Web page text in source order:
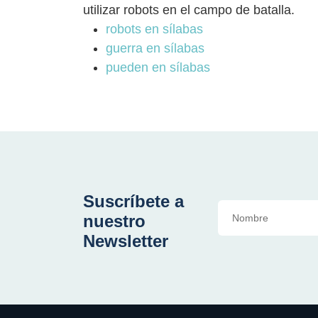
utilizar robots en el campo de batalla.
robots en sílabas
guerra en sílabas
pueden en sílabas
Suscríbete a
nuestro
Newsletter